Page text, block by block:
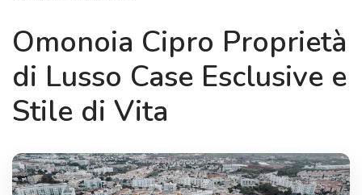
Omonoia Cipro Proprietà
di Lusso Case Esclusive e
Stile di Vita